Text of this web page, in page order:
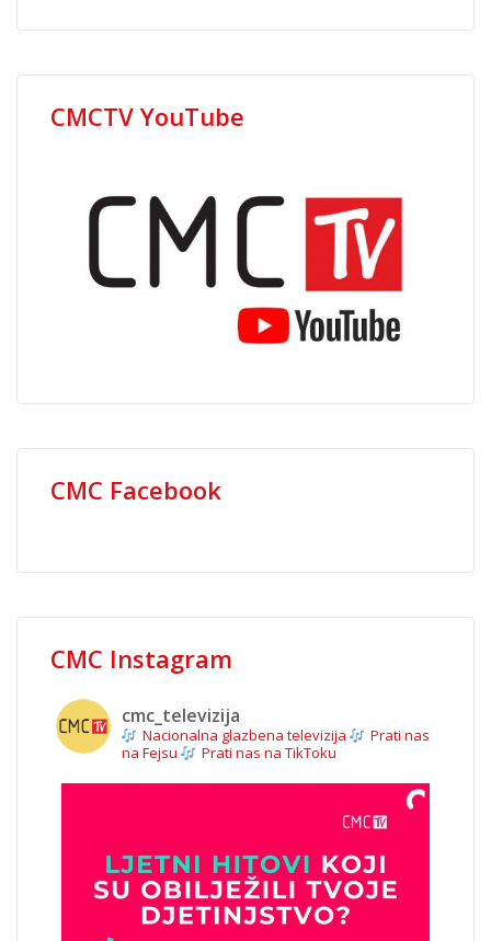
CMCTV YouTube
CMC Facebook
CMC Instagram
cmc_televizija
Nacionalna glazbena televizija
Prati nas
na Fejsu
Prati nas na TikToku